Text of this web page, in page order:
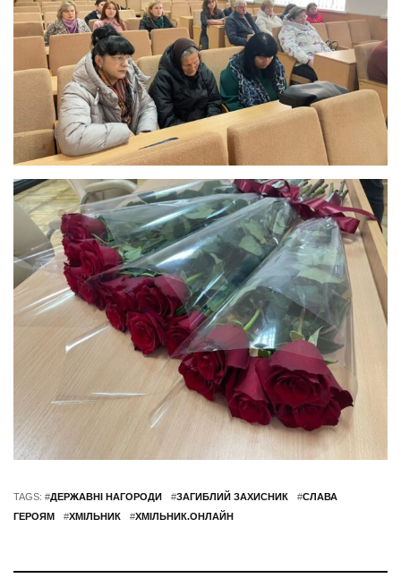
TAGS: #ДЕРЖАВНІ НАГОРОДИ #ЗАГИБЛИЙ ЗАХИСНИК #СЛАВА
ГЕРОЯМ
#ХМІЛЬНИК #ХМІЛЬНИК.ОНЛАЙН